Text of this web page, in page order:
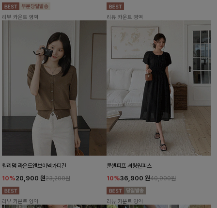
리뷰 카운트 영역 리뷰 카운트 영역
윌리덤 라운드앤브이넥가디건
10%20,900 원23,200원
리뷰 카운트 영역
룬셀퍼프 셔링원피스
10%36,900 원40,900원
리뷰 카운트 영역